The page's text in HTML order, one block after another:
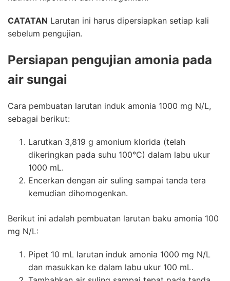
CATATAN Larutan ini harus dipersiapkan setiap kali
sebelum pengujian.
Persiapan pengujian amonia pada
air sungai
Cara pembuatan larutan induk amonia 1000 mg N/L,
sebagai berikut:
Larutkan 3,819 g amonium klorida (telah
dikeringkan pada suhu 100°C) dalam labu ukur
1000 mL.
Encerkan dengan air suling sampai tanda tera
kemudian dihomogenkan.
Berikut ini adalah pembuatan larutan baku amonia 100
mg N/L:
Pipet 10 mL larutan induk amonia 1000 mg N/L
dan masukkan ke dalam labu ukur 100 mL.